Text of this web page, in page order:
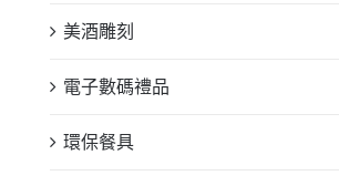
美酒雕刻
電子數碼禮品
環保餐具